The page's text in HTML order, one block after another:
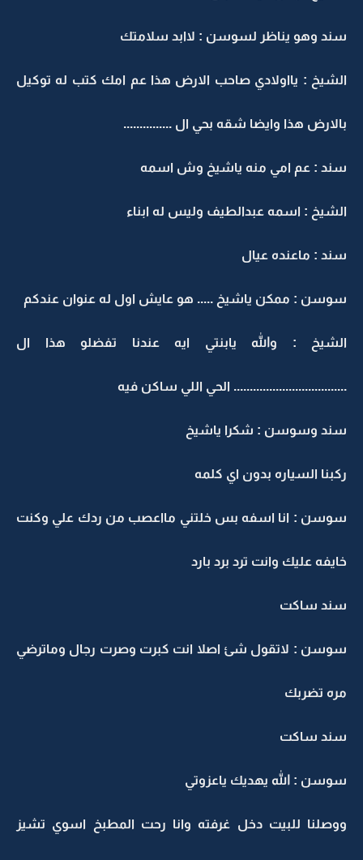
سند وهو يناظر لسوسن : لاابد سلامتك
الشيخ : يااولادي صاحب الارض هذا عم امك كتب له توكيل
بالارض هذا وايضا شقه بحي ال ...............
سند : عم امي منه ياشيخ وش اسمه
الشيخ : اسمه عبدالطيف وليس له ابناء
سند : ماعنده عيال
سوسن : ممكن ياشيخ ..... هو عايش اول له عنوان عندكم
الشيخ : والله يابنتي ايه عندنا تفضلو هذا ال
................................... الحي اللي ساكن فيه
سند وسوسن : شكرا ياشيخ
ركبنا السياره بدون اي كلمه
سوسن : انا اسفه بس خلتني مااعصب من ردك علي وكنت
خايفه عليك وانت ترد برد بارد
سند ساكت
سوسن : لاتقول شئ اصلا انت كبرت وصرت رجال وماترضي
مره تضربك
سند ساكت
سوسن : الله يهديك ياعزوتي
ووصلنا للبيت دخل غرفته وانا رحت المطبخ اسوي تشيز